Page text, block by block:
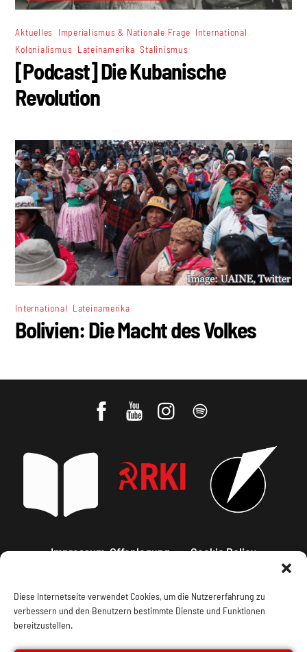
Diese Internetseite verwendet Cookies, um die Nutzererfahrung zu
verbessern und den Benutzern bestimmte Dienste und Funktionen
bereitzustellen.
Aktuelles Imperialismus & Nationale Frage International
Kolonialismus Lateinamerika ,Stalinismus
[Podcast] Die Kubanische
Revolution
International Lateinamerika
Bolivien: Die Macht des Volkes
Impressum, Offenlegung Cookie Policy
Datenschutz Kontakt